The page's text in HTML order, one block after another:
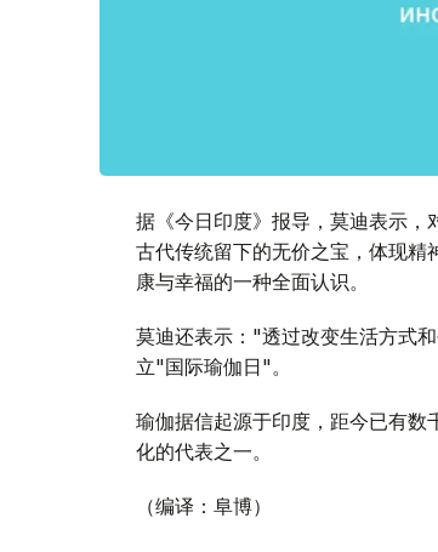
据《今日印度》报导，莫迪表示，
古代传统留下的无价之宝，体现精
康与幸福的一种全面认识。
莫迪还表示："透过改变生活方式
立"国际瑜伽日"。
瑜伽据信起源于印度，距今已有数
化的代表之一。
（编译：阜博）